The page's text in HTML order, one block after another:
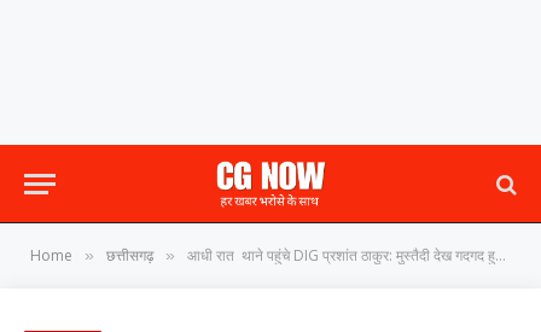
Home » छत्तीसगढ़ » आधी रात थाने पहुंचे DIG प्रशांत ठाकुर: मुस्तैदी देख गदगद हुए साहब, जवानों को कहा- ‘VERY GOOD’